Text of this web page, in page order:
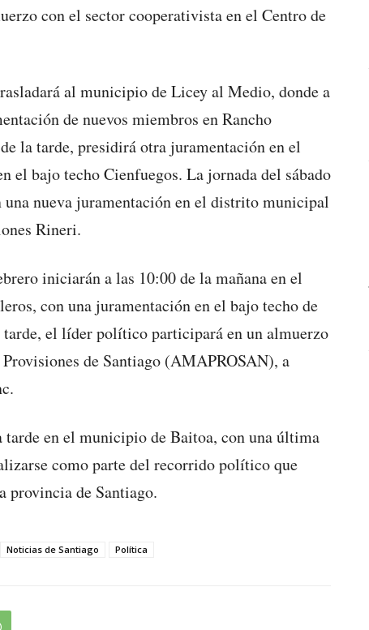
con el sector cooperativista en el Centro de
al municipio de Licey al Medio, donde a
de nuevos miembros en Rancho
la tarde, presidirá otra juramentación en el
el bajo techo Cienfuegos. La jornada del sábado
nueva juramentación en el distrito municipal
Rineri.
iniciarán a las 10:00 de la mañana en el
con una juramentación en el bajo techo de
el líder político participará en un almuerzo
de Santiago (AMAPROSAN), a
tarde en el municipio de Baitoa, con una última
como parte del recorrido político que
provincia de Santiago.
Noticias de Santiago Política